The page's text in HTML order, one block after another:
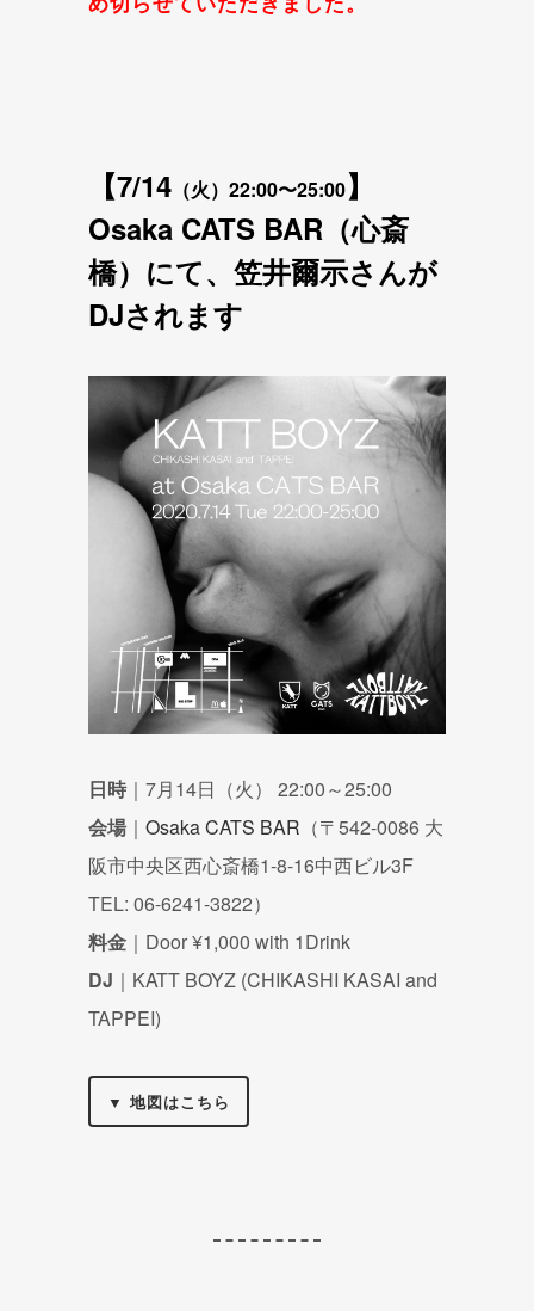
【7/14 （火）22:00〜25:00】
Osaka CATS BAR（心斎
橋）にて、笠井爾示さんが
DJされます
日時｜7月14日（火） 22:00～25:00
会場 ｜ Osaka CATS BAR （〒542-0086 大
阪市中央区西心斎橋1-8-16中西ビル3F
TEL: 06-6241-3822）
料金 ｜Door ¥1,000 with 1Drink
DJ ｜KATT BOYZ (CHIKASHI KASAI and
TAPPEI)
▼ 地図はこちら